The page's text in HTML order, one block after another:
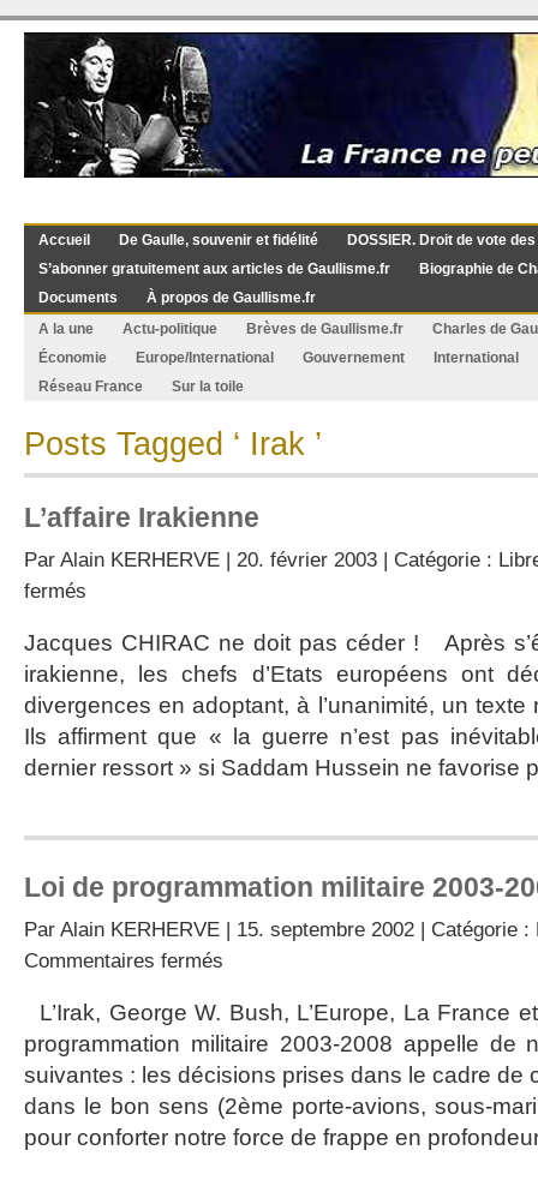
Accueil De Gaulle, souvenir et fidélité
DOSSIER. Droit de vote
S’abonner gratuitement aux articles de Gaullisme.fr
Biographie de
Documents
À propos de Gaullisme.fr
A la une
Actu-politique Brèves de Gaullisme.fr
Charles de
Économie
Europe/International Gouvernement
International
Réseau France
Sur la toile
Posts Tagged ‘ Irak ’
L’affaire Irakienne
Par Alain KERHERVE | 20. février 2003 | Catégorie :
fermés
Jacques CHIRAC ne doit pas céder ! Après
irakienne, les chefs d’Etats européens ont
divergences en adoptant, à l’unanimité, un
Ils affirment que « la guerre n’est pas
dernier ressort » si Saddam Hussein ne favorise
Loi de programmation militaire 2003-
Par Alain KERHERVE | 15. septembre 2002 | Catégorie :
Commentaires fermés
programmation
militaire
2008
L’Irak, George W. Bush, L’Europe, La
programmation militaire 2003-2008 appelle de
suivantes : les décisions prises dans le cadre de
dans le bon sens (2ème porte-avions, sous-
pour conforter notre force de frappe en